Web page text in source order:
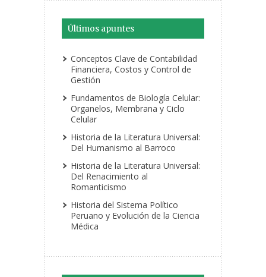
Últimos apuntes
Conceptos Clave de Contabilidad
Financiera, Costos y Control de
Gestión
Fundamentos de Biología Celular:
Organelos, Membrana y Ciclo
Celular
Historia de la Literatura Universal:
Del Humanismo al Barroco
Historia de la Literatura Universal:
Del Renacimiento al
Romanticismo
Historia del Sistema Político
Peruano y Evolución de la Ciencia
Médica